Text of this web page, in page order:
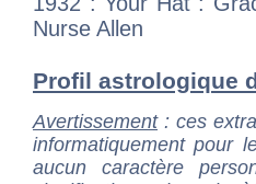
Nurse Allen
Profil astrologique
Avertissement: ces
informatiquement pour
aucun caractère